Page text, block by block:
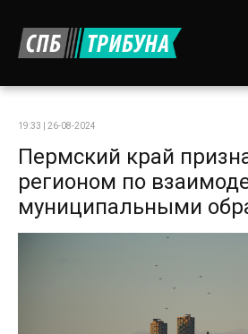
19:33 | 26-08-2024
Пермский край
регионом по
муниципальными